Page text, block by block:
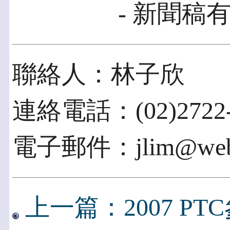
- 新聞稿
聯絡人：林子欣
連絡電話：
電子郵件：
上一篇：2007